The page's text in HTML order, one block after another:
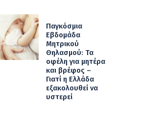
Παγκόσμια
Εβδομάδα
Μητρικού
Θηλασμού: Τα
οφέλη για μητέρα
και βρέφος –
Γιατί η Ελλάδα
εξακολουθεί να
υστερεί